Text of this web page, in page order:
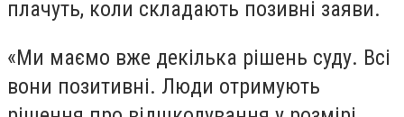
плачуть, коли складають позивні заяви.
«Ми маємо вже декілька рішень суду. Всі
вони позитивні. Люди отримують